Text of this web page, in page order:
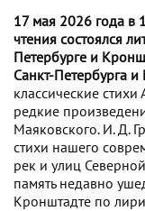
17 мая 2026 года в
чтения состоялся
Петербурге и
Санкт-Петербурга
классические
редкие
Маяковского. И. Д.
стихи нашего
рек и улиц
память недавно
Кронштадте по